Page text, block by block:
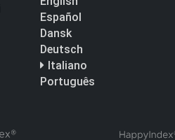
Español
Dansk
Deutsch
Italiano
Português